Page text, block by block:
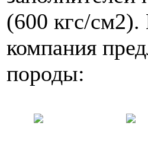
(600 кгс/см2).
компания